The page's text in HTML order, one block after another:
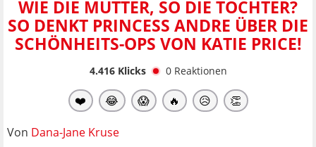
WIE DIE MUTTER, SO DIE TOCHTER?
SO DENKT PRINCESS ANDRE ÜBER DIE
SCHÖNHEITS-OPS VON KATIE PRICE!
4.416Klicks 0 Reaktionen
❤️ 😂 😱 🔥 😥 👏
Von Dana-Jane Kruse